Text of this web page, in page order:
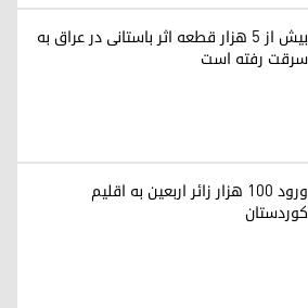
بیش از ۵ هزار قطعه اثر باستانی در عراق به
سرقت رفته است
ورود ۱۰۰ هزار زائر اربعین به اقلیم
کوردستان